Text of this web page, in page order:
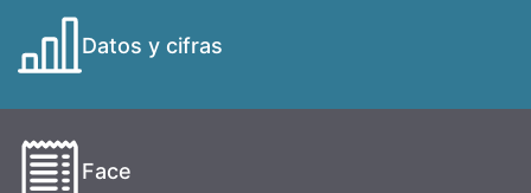
Datos y cifras
Face